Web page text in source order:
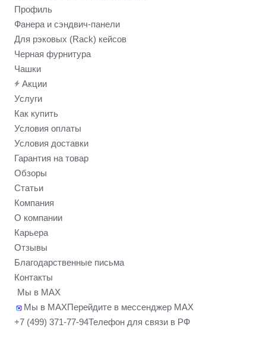
Профиль
Фанера и сэндвич-панели
Для рэковых (Rack) кейсов
Черная фурнитура
Чашки
Акции
Услуги
Как купить
Условия оплаты
Условия доставки
Гарантия на товар
Обзоры
Статьи
Компания
О компании
Карьера
Отзывы
Благодарственные письма
Контакты
Мы в MAX
Мы в MAXПерейдите в мессенджер MAX
+7 (499) 371-77-94Телефон для связи в РФ